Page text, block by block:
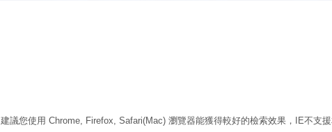
建議您使用 Chrome, Firefox, Safari(Mac) 瀏覽器能獲得較好的檢索效果，IE不支援